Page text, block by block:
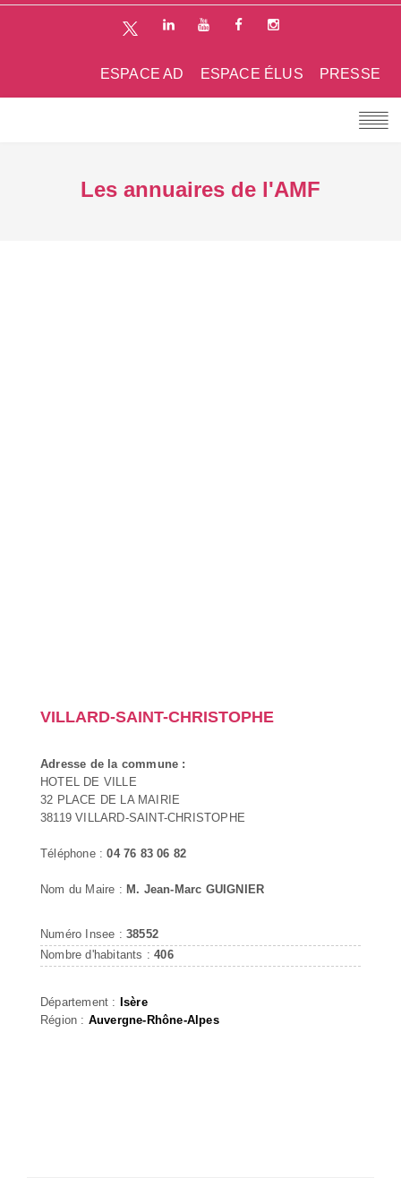
PRESSE
ESPACE ÉLUS
ESPACE AD
Les annuaires de l'AMF
VILLARD-SAINT-CHRISTOPHE
Adresse de la commune :
HOTEL DE VILLE
32 PLACE DE LA MAIRIE
38119 VILLARD-SAINT-CHRISTOPHE
Téléphone :04 76 83 06 82
Nom du Maire : M. Jean-Marc GUIGNIER
Numéro Insee : 38552
Nombre d'habitants :406
Département : Isère
Région : Auvergne-Rhône-Alpes